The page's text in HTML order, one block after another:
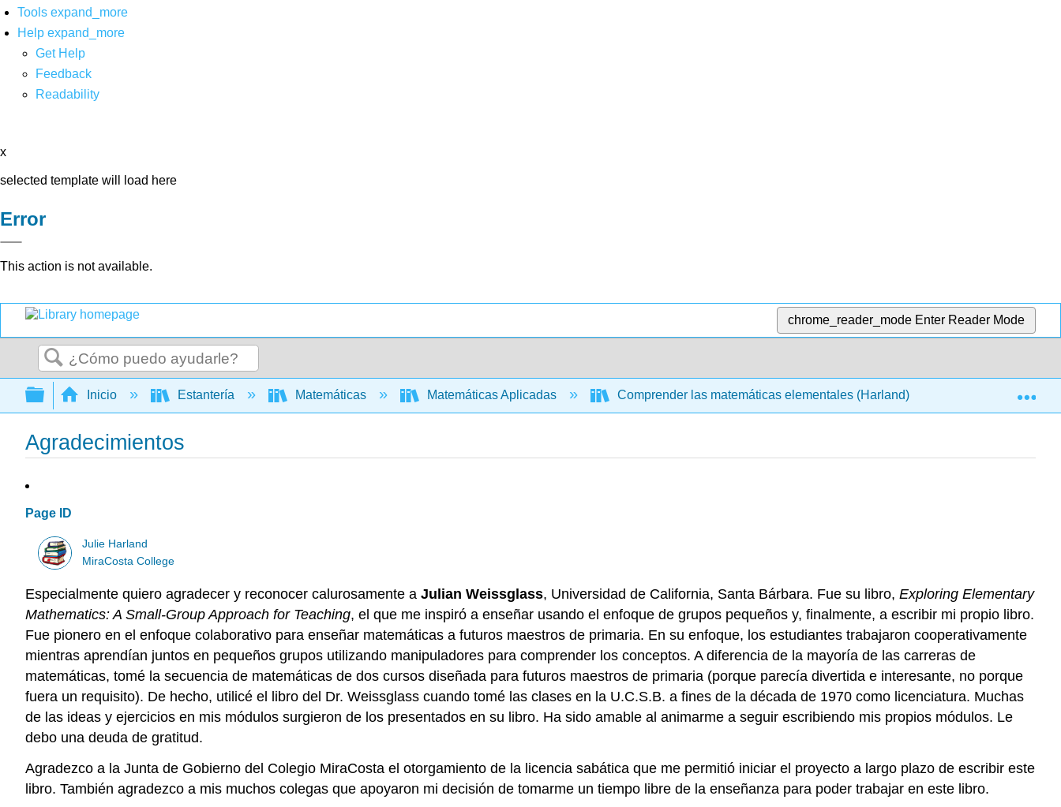
Tools expand_more
Help expand_more
Get Help
Feedback
Readability
x
selected template will load here
Error
This action is not available.
chrome_reader_mode Enter Reader Mode
Buscar
Expandir/contraer jerarquía global
Inicio Estantería Matemáticas Matemáticas Aplicadas Comprender las matemáticas elementales (Harland) Materia Frontal
Agradecimientos
Page ID
Julie Harland
MiraCosta College
Especialmente quiero agradecer y reconocer calurosamente a Julian Weissglass, Universidad de California, Santa Bárbara. Fue su libro, Exploring Elementary
Mathematics: A Small-Group Approach for Teaching, el que me inspiró a enseñar usando el enfoque de grupos pequeños y, finalmente, a escribir mi propio libro.
Fue pionero en el enfoque colaborativo para enseñar matemáticas a futuros maestros de primaria. En su enfoque, los estudiantes trabajaron cooperativamente
mientras aprendían juntos en pequeños grupos utilizando manipuladores para comprender los conceptos. A diferencia de la mayoría de las carreras de
matemáticas, tomé la secuencia de matemáticas de dos cursos diseñada para futuros maestros de primaria (porque parecía divertida e interesante, no porque
fuera un requisito). De hecho, utilicé el libro del Dr. Weissglass cuando tomé las clases en la U.C.S.B. a fines de la década de 1970 como licenciatura. Muchas
de las ideas y ejercicios en mis módulos surgieron de los presentados en su libro. Ha sido amable al animarme a seguir escribiendo mis propios módulos. Le
debo una deuda de gratitud.
Agradezco a la Junta de Gobierno del Colegio MiraCosta el otorgamiento de la licencia sabática que me permitió iniciar el proyecto a largo plazo de escribir este
libro. También agradezco a mis muchos colegas que apoyaron mi decisión de tomarme un tiempo libre de la enseñanza para poder trabajar en este libro.